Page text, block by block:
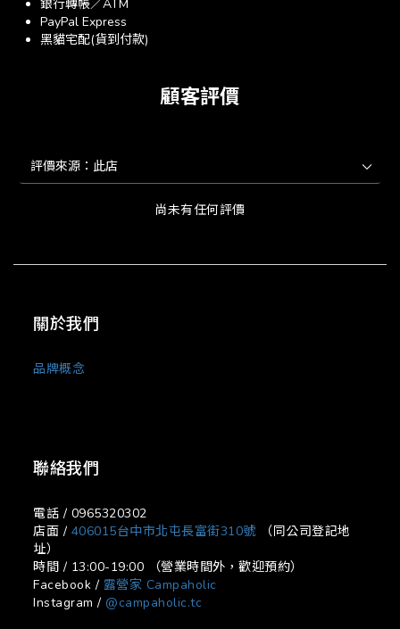
銀行轉帳／ATM
PayPal Express
黑貓宅配(貨到付款)
顧客評價
尚未有任何評價
關於我們
品牌概念
聯絡我們
電話 / 0965320302
店面 / 406015台中市北屯長富街310號（同公司登記地
址）
時間 / 13:00-19:00 （營業時間外，歡迎預約）
Facebook / 露營家 Campaholic
Instagram / @campaholic.tc